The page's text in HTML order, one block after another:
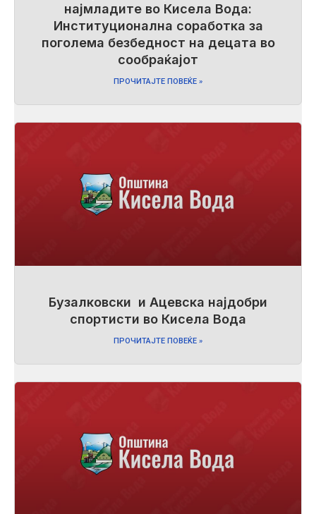
најмладите во Кисела Вода:
Институционална соработка за
поголема безбедност на децата во
сообраќајот
ПРОЧИТАЈТЕ ПОВЕЌЕ »
Бузалковски и Ацевска најдобри
спортисти во Кисела Вода
ПРОЧИТАЈТЕ ПОВЕЌЕ »